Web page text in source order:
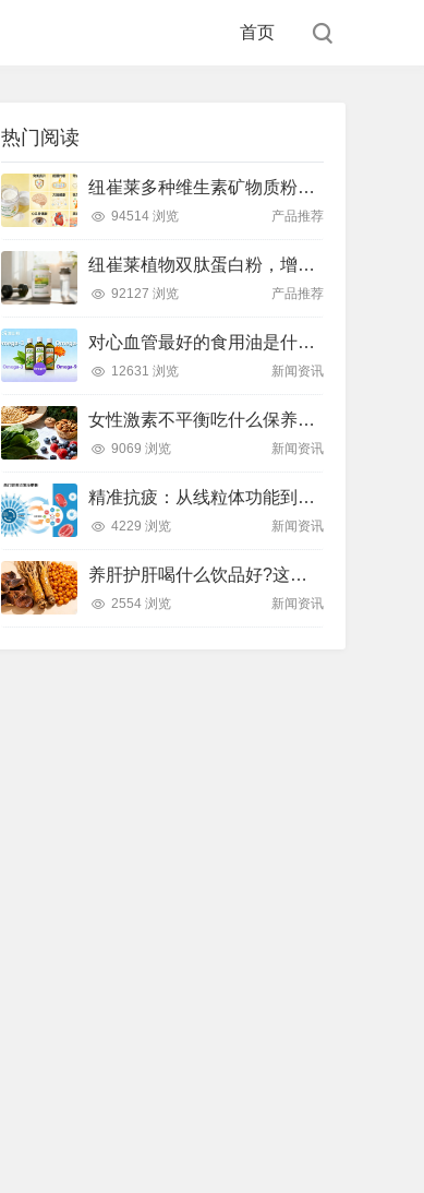
首页
热门阅读
纽崔莱多种维生素矿物质粉，小金粉守护全天健康活力
94514 浏览 产品推荐
纽崔莱植物双肽蛋白粉，增肌补充蛋白质好帮手
92127 浏览 产品推荐
对心血管最好的食用油是什么油？推荐吃这款安利油品
12631 浏览 新闻资讯
女性激素不平衡吃什么保养片可以调节？推荐吃这款纽崔莱保养片
9069 浏览 新闻资讯
精准抗疲：从线粒体功能到造血机制，热门营养方案全解析
4229 浏览 新闻资讯
养肝护肝喝什么饮品好?这款纽崔莱饮品别错过
2554 浏览 新闻资讯